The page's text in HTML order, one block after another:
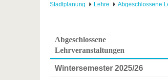
Stadtplanung Lehre Abgeschlossene
Abgeschlossene
Lehrveranstaltungen
Wintersemester 2025/26